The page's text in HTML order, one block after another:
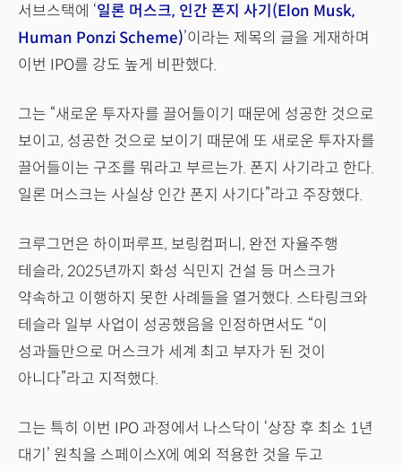
서브스택에 ‘일론 머스크, 인간 폰지 사기(Elon Musk,
Human Ponzi Scheme)’이라는 제목의 글을 게재하며
이번 IPO를 강도 높게 비판했다.
그는 “새로운 투자자를 끌어들이기 때문에 성공한 것으로
보이고, 성공한 것으로 보이기 때문에 또 새로운 투자자를
끌어들이는 구조를 뭐라고 부르는가. 폰지 사기라고 한다.
일론 머스크는 사실상 인간 폰지 사기다”라고 주장했다.
크루그먼은 하이퍼루프, 보링컴퍼니, 완전 자율주행
테슬라, 2025년까지 화성 식민지 건설 등 머스크가
약속하고 이행하지 못한 사례들을 열거했다. 스타링크와
테슬라 일부 사업이 성공했음을 인정하면서도 “이
성과들만으로 머스크가 세계 최고 부자가 된 것이
아니다”라고 지적했다.
그는 특히 이번 IPO 과정에서 나스닥이 ‘상장 후 최소 1년
대기’ 원칙을 스페이스X에 예외 적용한 것을 두고